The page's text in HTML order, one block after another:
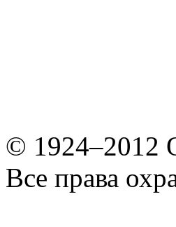
© 1924–2012
Все права